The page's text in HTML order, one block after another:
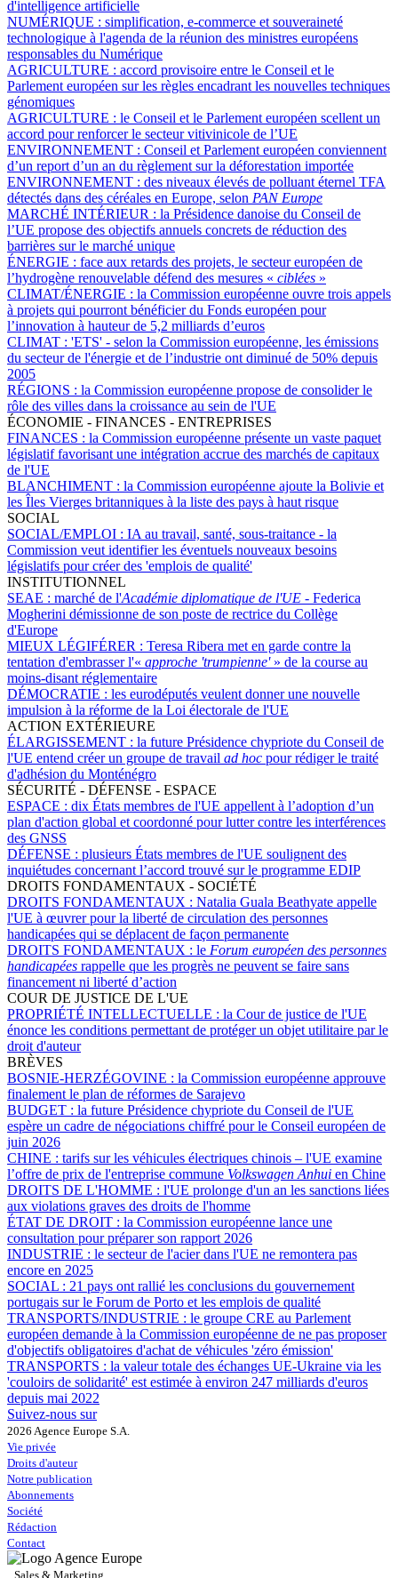
d'intelligence artificielle
NUMÉRIQUE : simplification, e-commerce et souveraineté
technologique à l'agenda de la réunion des ministres européens
responsables du Numérique
AGRICULTURE : accord provisoire entre le Conseil et le
Parlement européen sur les règles encadrant les nouvelles techniques
génomiques
AGRICULTURE : le Conseil et le Parlement européen scellent un
accord pour renforcer le secteur vitivinicole de l’UE
ENVIRONNEMENT : Conseil et Parlement européen conviennent
d’un report d’un an du règlement sur la déforestation importée
ENVIRONNEMENT : des niveaux élevés de polluant éternel TFA
détectés dans des céréales en Europe, selon PAN Europe
MARCHÉ INTÉRIEUR : la Présidence danoise du Conseil de
l’UE propose des objectifs annuels concrets de réduction des
barrières sur le marché unique
ÉNERGIE : face aux retards des projets, le secteur européen de
l’hydrogène renouvelable défend des mesures « ciblées »
CLIMAT/ÉNERGIE : la Commission européenne ouvre trois appels
à projets qui pourront bénéficier du Fonds européen pour
l’innovation à hauteur de 5,2 milliards d’euros
CLIMAT : 'ETS' - selon la Commission européenne, les émissions
du secteur de l'énergie et de l’industrie ont diminué de 50% depuis
2005
RÉGIONS : la Commission européenne propose de consolider le
rôle des villes dans la croissance au sein de l'UE
ÉCONOMIE - FINANCES - ENTREPRISES
FINANCES : la Commission européenne présente un vaste paquet
législatif favorisant une intégration accrue des marchés de capitaux
de l'UE
BLANCHIMENT : la Commission européenne ajoute la Bolivie et
les Îles Vierges britanniques à la liste des pays à haut risque
SOCIAL
SOCIAL/EMPLOI : IA au travail, santé, sous-traitance - la
Commission veut identifier les éventuels nouveaux besoins
législatifs pour créer des 'emplois de qualité'
INSTITUTIONNEL
SEAE : marché de l'Académie diplomatique de l'UE - Federica
Mogherini démissionne de son poste de rectrice du Collège
d'Europe
MIEUX LÉGIFÉRER : Teresa Ribera met en garde contre la
tentation d'embrasser l'« approche 'trumpienne' » de la course au
moins-disant réglementaire
DÉMOCRATIE : les eurodéputés veulent donner une nouvelle
impulsion à la réforme de la Loi électorale de l'UE
ACTION EXTÉRIEURE
ÉLARGISSEMENT : la future Présidence chypriote du Conseil de
l'UE entend créer un groupe de travail ad hoc pour rédiger le traité
d'adhésion du Monténégro
SÉCURITÉ - DÉFENSE - ESPACE
ESPACE : dix États membres de l'UE appellent à l’adoption d’un
plan d'action global et coordonné pour lutter contre les interférences
des GNSS
DÉFENSE : plusieurs États membres de l'UE soulignent des
inquiétudes concernant l’accord trouvé sur le programme EDIP
DROITS FONDAMENTAUX - SOCIÉTÉ
DROITS FONDAMENTAUX : Natalia Guala Beathyate appelle
l'UE à œuvrer pour la liberté de circulation des personnes
handicapées qui se déplacent de façon permanente
DROITS FONDAMENTAUX : le Forum européen des personnes
handicapées rappelle que les progrès ne peuvent se faire sans
financement ni liberté d’action
COUR DE JUSTICE DE L'UE
PROPRIÉTÉ INTELLECTUELLE : la Cour de justice de l'UE
énonce les conditions permettant de protéger un objet utilitaire par le
droit d'auteur
BRÈVES
BOSNIE-HERZÉGOVINE : la Commission européenne approuve
finalement le plan de réformes de Sarajevo
BUDGET : la future Présidence chypriote du Conseil de l'UE
espère un cadre de négociations chiffré pour le Conseil européen de
juin 2026
CHINE : tarifs sur les véhicules électriques chinois – l'UE examine
l’offre de prix de l'entreprise commune Volkswagen Anhui en Chine
DROITS DE L'HOMME : l'UE prolonge d'un an les sanctions liées
aux violations graves des droits de l'homme
ÉTAT DE DROIT : la Commission européenne lance une
consultation pour préparer son rapport 2026
INDUSTRIE : le secteur de l'acier dans l'UE ne remontera pas
encore en 2025
SOCIAL : 21 pays ont rallié les conclusions du gouvernement
portugais sur le Forum de Porto et les emplois de qualité
TRANSPORTS/INDUSTRIE : le groupe CRE au Parlement
européen demande à la Commission européenne de ne pas proposer
d'objectifs obligatoires d'achat de véhicules 'zéro émission'
TRANSPORTS : la valeur totale des échanges UE-Ukraine via les
'couloirs de solidarité' est estimée à environ 247 milliards d'euros
depuis mai 2022
Suivez-nous sur
2026 Agence Europe S.A.
Vie privée
Droits d'auteur
Notre publication
Abonnements
Société
Rédaction
Contact
Sales & Marketing